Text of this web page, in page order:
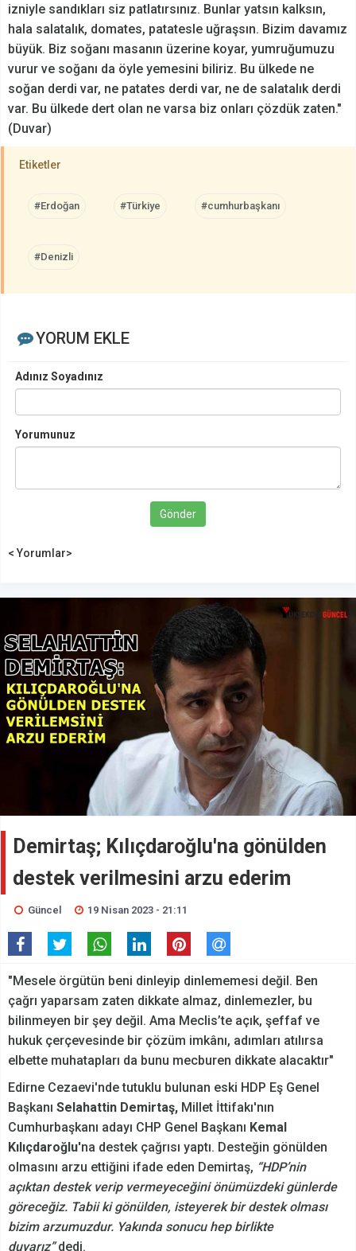
izniyle sandıkları siz patlatırsınız. Bunlar yatsın kalksın,
hala salatalık, domates, patatesle uğraşsın. Bizim davamız
büyük. Biz soğanı masanın üzerine koyar, yumruğumuzu
vurur ve soğanı da öyle yemesini biliriz. Bu ülkede ne
soğan derdi var, ne patates derdi var, ne de salatalık derdi
var. Bu ülkede dert olan ne varsa biz onları çözdük zaten."
(Duvar)
Etiketler
#Erdoğan #Türkiye #cumhurbaşkanı
#Denizli
YORUM EKLE
Adınız Soyadınız
Yorumunuz
Gönder
< Yorumlar>
Demirtaş; Kılıçdaroğlu'na gönülden
destek verilmesini arzu ederim
Güncel 19 Nisan 2023 - 21:11
"Mesele örgütün beni dinleyip dinlememesi değil. Ben
çağrı yaparsam zaten dikkate almaz, dinlemezler, bu
bilinmeyen bir şey değil. Ama Meclis’te açık, şeffaf ve
hukuk çerçevesinde bir çözüm imkânı, adımları atılırsa
elbette muhatapları da bunu mecburen dikkate alacaktır"
Edirne Cezaevi'nde tutuklu bulunan eski HDP Eş Genel
Başkanı Selahattin Demirtaş, Millet İttifakı'nın
Cumhurbaşkanı adayı CHP Genel Başkanı Kemal
Kılıçdaroğlu'na destek çağrısı yaptı. Desteğin gönülden
olmasını arzu ettiğini ifade eden Demirtaş, “HDP’nin
açıktan destek verip vermeyeceğini önümüzdeki günlerde
göreceğiz. Tabii ki gönülden, isteyerek bir destek olması
bizim arzumuzdur. Yakında sonucu hep birlikte
duyarız”dedi.